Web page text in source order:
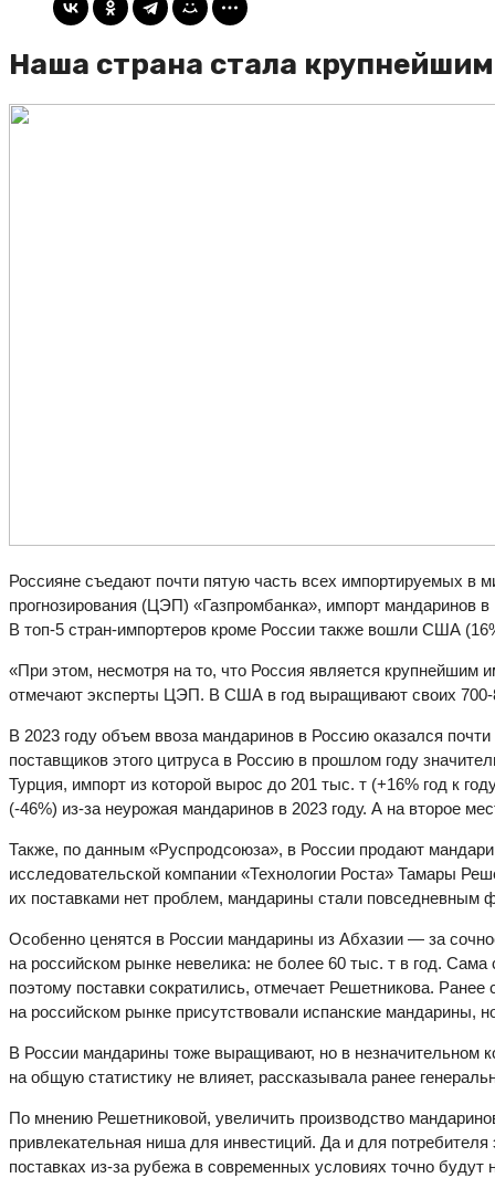
Наша страна стала
Россияне съедают почти пятую часть всех импортируемых в
прогнозирования (ЦЭП) «Газпромбанка», импорт мандаринов
В топ-5 стран-импортеров кроме России также вошли США
«При этом, несмотря на то, что Россия является
отмечают эксперты ЦЭП. В США в год выращивают своих 700-
В 2023 году объем ввоза мандаринов в Россию оказался
поставщиков этого цитруса в Россию в прошлом году
Турция, импорт из которой вырос до 201 тыс. т (+16% год к
(-46%) из-за неурожая мандаринов в 2023 году. А на второе
Также, по данным «Руспродсоюза», в России продают
исследовательской компании «Технологии Роста» Тамары
их поставками нет проблем, мандарины стали повседневным
Особенно ценятся в России мандарины из Абхазии — за
на российском рынке невелика: не более 60 тыс. т в год.
поэтому поставки сократились, отмечает Решетникова.
на российском рынке присутствовали испанские мандарины,
В России мандарины тоже выращивают, но в незначительном
на общую статистику не влияет, рассказывала ранее
По мнению Решетниковой, увеличить производство
привлекательная ниша для инвестиций. Да и для
поставках из-за рубежа в современных условиях точно будут